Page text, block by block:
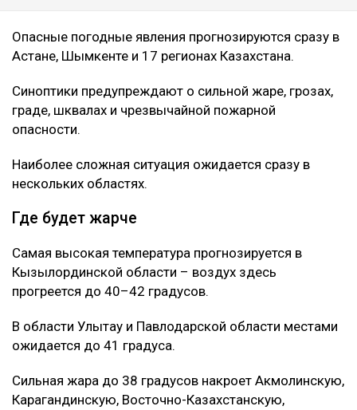
Опасные погодные явления прогнозируются сразу в
Астане, Шымкенте и 17 регионах Казахстана.
Синоптики предупреждают о сильной жаре, грозах,
граде, шквалах и чрезвычайной пожарной
опасности.
Наиболее сложная ситуация ожидается сразу в
нескольких областях.
Где будет жарче
Самая высокая температура прогнозируется в
Кызылординской области – воздух здесь
прогреется до 40–42 градусов.
В области Улытау и Павлодарской области местами
ожидается до 41 градуса.
Сильная жара до 38 градусов накроет Акмолинскую,
Карагандинскую, Восточно-Казахстанскую,